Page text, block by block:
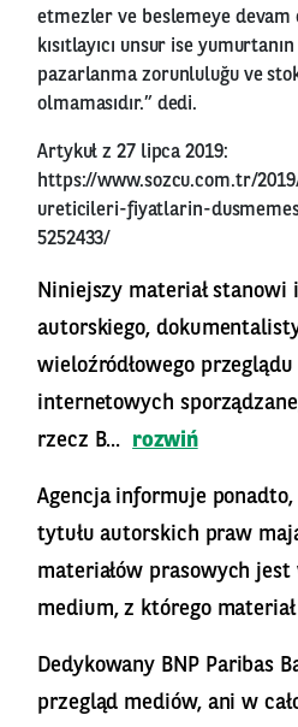
etmezler ve beslemeye devam
kısıtlayıcı unsur ise
pazarlanma zorunluluğu ve
olmamasıdır.” dedi.
Artykuł z 27 lipca 2019:
https://www.sozcu.com.tr/
ureticileri-fiyatlarin-
5252433/
Niniejszy materiał stanowi
autorskiego,
wieloźródłowego
internetowych
rzecz B...
rozwiń
Agencja informuje
tytułu autorskich praw
materiałów prasowych
medium, z którego
Dedykowany BNP Paribas
przegląd mediów, ani w